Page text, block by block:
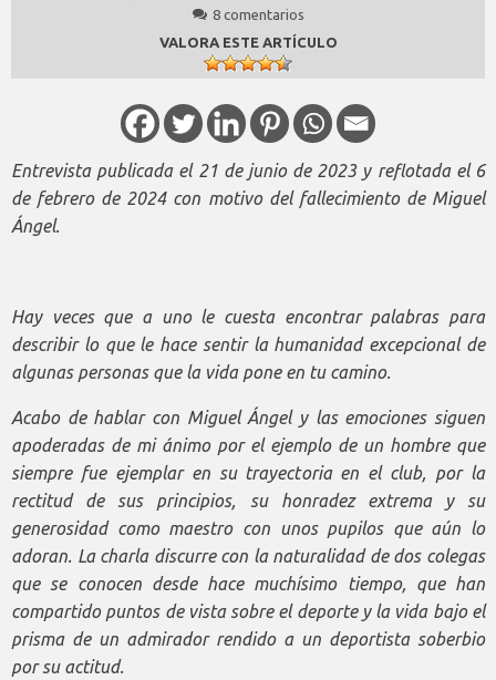
8 comentarios
VALORA ESTE ARTÍCULO
Entrevista publicada el 21 de junio de 2023 y reflotada el 6
de febrero de 2024 con motivo del fallecimiento de Miguel
Ángel.
Hay veces que a uno le cuesta encontrar palabras para
describir lo que le hace sentir la humanidad excepcional de
algunas personas que la vida pone en tu camino.
Acabo de hablar con Miguel Ángel y las emociones siguen
apoderadas de mi ánimo por el ejemplo de un hombre que
siempre fue ejemplar en su trayectoria en el club, por la
rectitud de sus principios, su honradez extrema y su
generosidad como maestro con unos pupilos que aún lo
adoran. La charla discurre con la naturalidad de dos colegas
que se conocen desde hace muchísimo tiempo, que han
compartido puntos de vista sobre el deporte y la vida bajo el
prisma de un admirador rendido a un deportista soberbio
por su actitud.